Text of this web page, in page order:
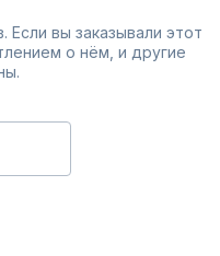
Если вы заказывали этот
о нём, и другие